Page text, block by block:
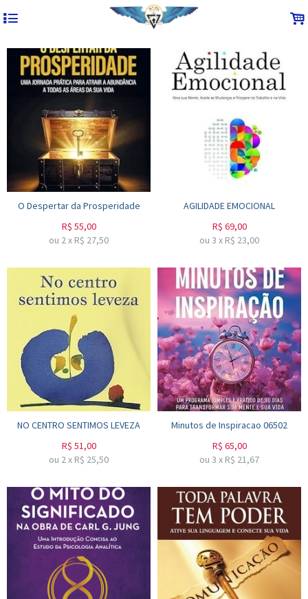
4 .
O Despertar da Prosperidade
R$ 55,00
ou 2x R$ 27,50
AGILIDADE EMOCIONAL
R$ 69,00
ou 3 x R$ 23,00
NO CENTRO SENTIMOS LEVEZA
R$ 51,00
ou 2x R$ 25,50
Minutos de Inspiracao 06502
R$ 65,00
ou 3 x R$ 21,67